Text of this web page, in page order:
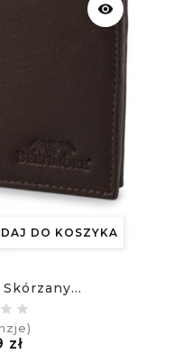
DO KOSZYKA
visibility
zł